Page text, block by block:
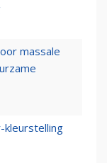
massale
kleurstelling